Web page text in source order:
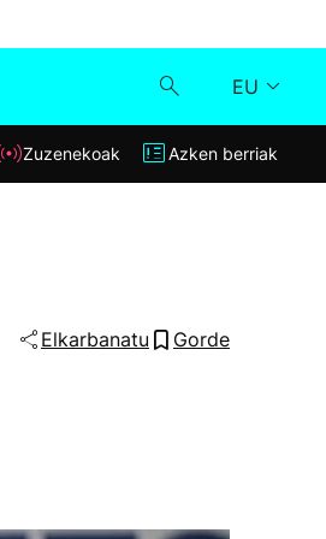
EU
Klisk
Zuzenekoak Azken berriak
Elkarbanatu Gorde